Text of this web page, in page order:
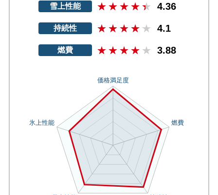
雪上性能 4.36
持続性 4.1
燃費 3.88